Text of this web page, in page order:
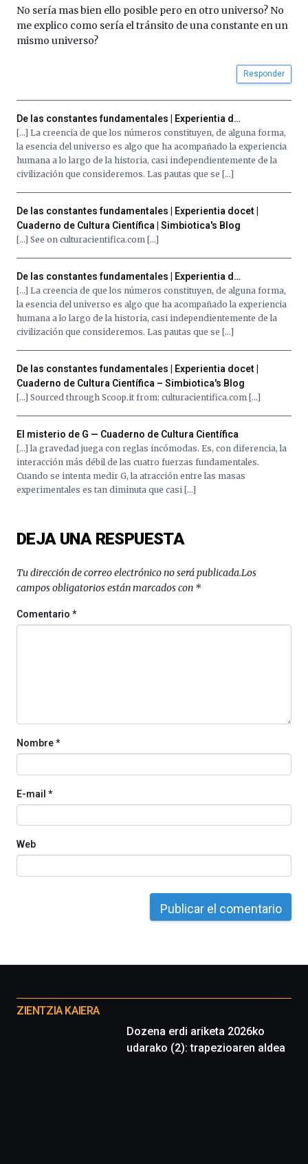
No sería mas bien ello posible pero en otro universo? No
me explico como sería el tránsito de una constante en un
mismo universo?
Responder
De las constantes fundamentales | Experientia d…
[…] La creencia de que los números constituyen, de alguna forma,
la esencia del universo es algo que ha acompañado la experiencia
humana a lo largo de la historia, casi independientemente de la
civilización que consideremos. Las pautas que se […]
De las constantes fundamentales | Experientia docet |
Cuaderno de Cultura Científica | Simbiotica's Blog
[…] See on culturacientifica.com […]
De las constantes fundamentales | Experientia d…
[…] La creencia de que los números constituyen, de alguna forma,
la esencia del universo es algo que ha acompañado la experiencia
humana a lo largo de la historia, casi independientemente de la
civilización que consideremos. Las pautas que se […]
De las constantes fundamentales | Experientia docet |
Cuaderno de Cultura Científica – Simbiotica's Blog
[…] Sourced through Scoop.it from: culturacientifica.com […]
El misterio de G — Cuaderno de Cultura Científica
[…] la gravedad juega con reglas incómodas. Es, con diferencia, la
interacción más débil de las cuatro fuerzas fundamentales.
Cuando se intenta medir G, la atracción entre las masas
experimentales es tan diminuta que casi […]
DEJA UNA RESPUESTA
Tu dirección de correo electrónico no será publicada.Los
campos obligatorios están marcados con *
Comentario*
Nombre*
E-mail *
Web
proyectos
ZIENTZIA KAIERA
Dozena erdi ariketa 2026ko
udarako (2): trapezioaren aldea